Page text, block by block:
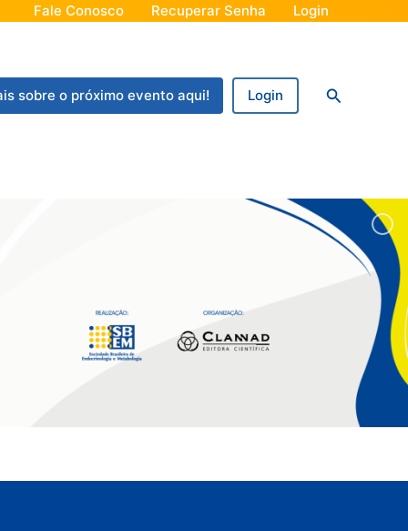
Fale Conosco Recuperar Senha Login
sobre o próximo evento aqui! Login Pesquisar